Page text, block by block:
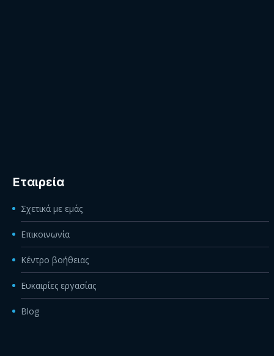
Εταιρεία
Σχετικά με εμάς
Επικοινωνία
Κέντρο βοήθειας
Ευκαιρίες εργασίας
Blog